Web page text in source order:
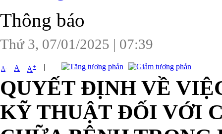
Thông báo
Thứ 3, 07/01/2025 | 07:39
A- A A+ |
QUYẾT ĐỊNH VỀ
KỸ THUẬT ĐỐI VỚI